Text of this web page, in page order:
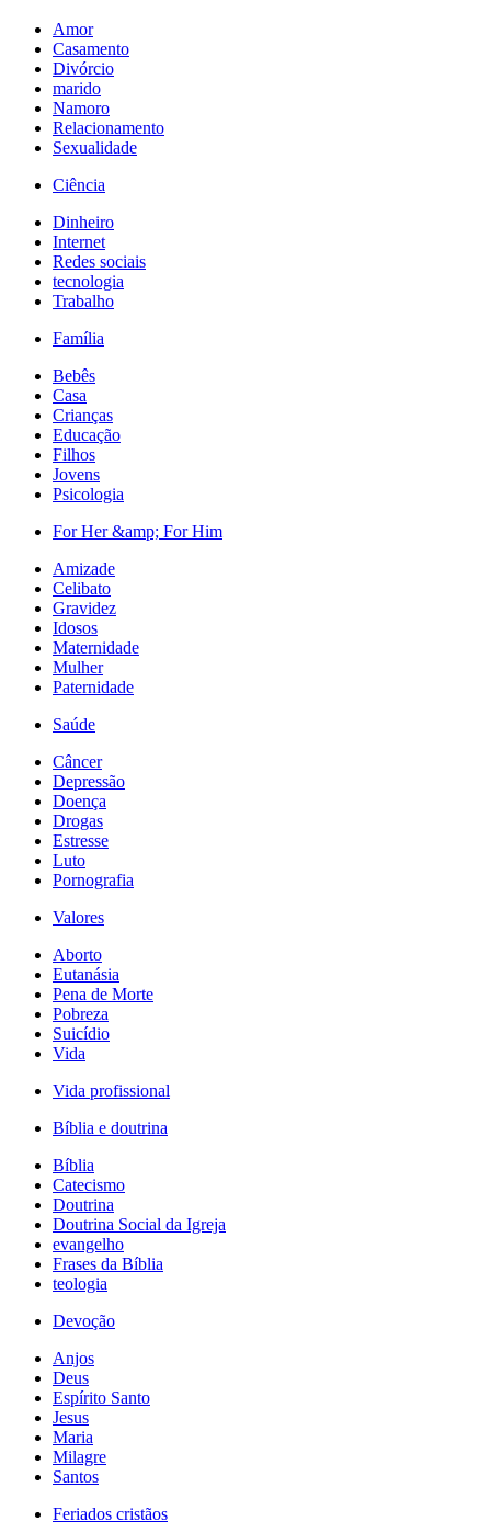
Amor
Casamento
Divórcio
marido
Namoro
Relacionamento
Sexualidade
Ciência
Dinheiro
Internet
Redes sociais
tecnologia
Trabalho
Família
Bebês
Casa
Crianças
Educação
Filhos
Jovens
Psicologia
For Her &amp; For Him
Amizade
Celibato
Gravidez
Idosos
Maternidade
Mulher
Paternidade
Saúde
Câncer
Depressão
Doença
Drogas
Estresse
Luto
Pornografia
Valores
Aborto
Eutanásia
Pena de Morte
Pobreza
Suicídio
Vida
Vida profissional
Bíblia e doutrina
Bíblia
Catecismo
Doutrina
Doutrina Social da Igreja
evangelho
Frases da Bíblia
teologia
Devoção
Anjos
Deus
Espírito Santo
Jesus
Maria
Milagre
Santos
Feriados cristãos